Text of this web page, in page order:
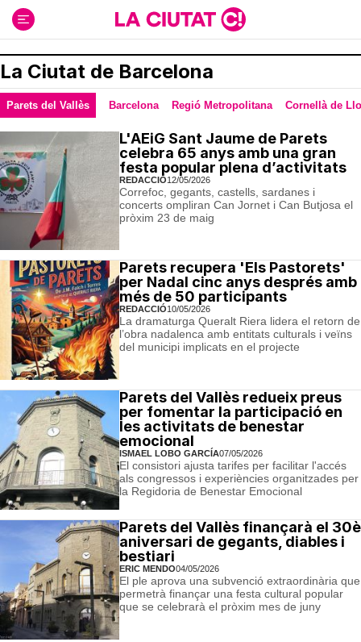
contenido
La Ciutat de Barcelona
Parets del Vallès Barcelona Regió Metropolitana Cornellà de
L'AEiG Sant Jaume de Parets
celebra 65 anys amb una gran
festa popular plena d’activitats
REDACCIÓ12/05/2026
Correfoc, gegants, castells, sardanes i
concerts ompliran Can Jornet i Can Butjosa el
pròxim 23 de maig
Parets recupera 'Els Pastorets'
per Nadal cinc anys després amb
més de 50 participants
REDACCIÓ10/05/2026
La dramaturga Queralt Riera lidera el retorn de
l’obra nadalenca amb entitats culturals i veïns
del municipi implicats en el projecte
Parets del Vallès redueix preus
per fomentar la participació en
les activitats de benestar
emocional
ISMAEL LOBO GARCÍA07/05/2026
El consistori ajusta tarifes per facilitar l'accés
als congressos i experiències organitzades per
la Regidoria de Benestar Emocional
Parets del Vallès finançarà el 30è
aniversari de gegants, diables i
bestiari
ERIC MENDO04/05/2026
El ple aprova una subvenció extraordinària que
permetrà finançar una festa cultural popular
que se celebrarà el pròxim mes de juny